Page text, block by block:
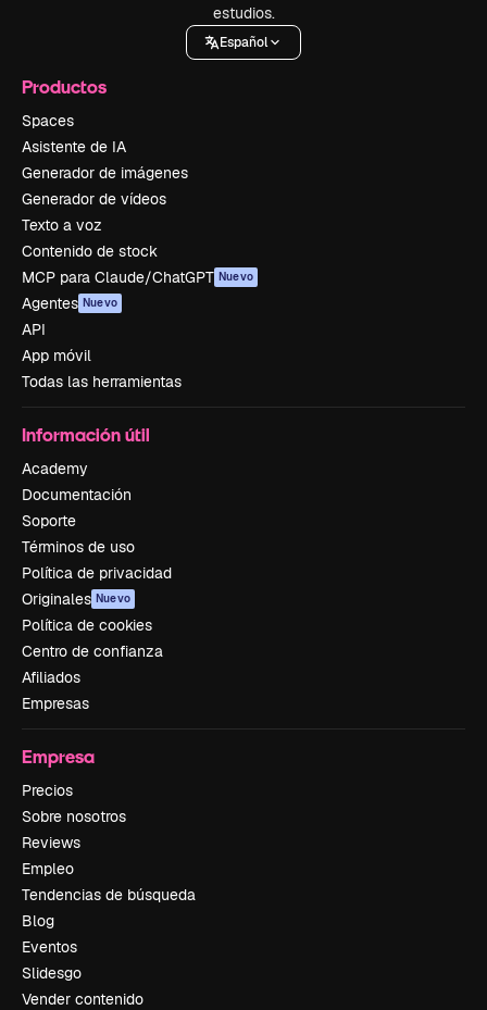
estudios.
Español
Productos
Spaces
Asistente de IA
Generador de imágenes
Generador de vídeos
Texto a voz
Contenido de stock
MCP para Claude/ChatGPT Nuevo
Agentes Nuevo
API
App móvil
Todas las herramientas
Información útil
Academy
Documentación
Soporte
Términos de uso
Política de privacidad
Originales Nuevo
Política de cookies
Centro de confianza
Afiliados
Empresas
Empresa
Precios
Sobre nosotros
Reviews
Empleo
Tendencias de búsqueda
Blog
Eventos
Slidesgo
Vender contenido